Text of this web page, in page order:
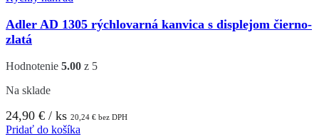
Adler AD 1305 rýchlovarná kanvica s displejom čierno-
zlatá
Hodnotenie 5.00 z 5
Na sklade
24,90 € / ks 20,24 € bez DPH
Pridať do košíka